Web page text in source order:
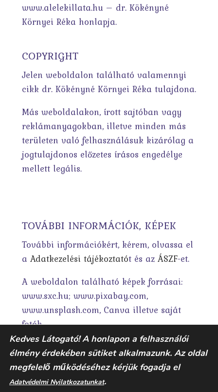
www.alelekillata.hu – dr. Kökényné
Környei Réka honlapja.
COPYRIGHT
Jelen weboldalon található valamennyi
cikk dr. Kökényné Környei Réka tulajdona.
Más weboldalakon, írott sajtóban vagy
reklámanyagokban, illetve minden más
területen való felhasználásuk kizárólag a
jogtulajdonos előzetes írásos engedélye
mellett legális.
TOVÁBBI INFORMÁCIÓK, KÉPEK
További információkért, kérem, olvassa el
a Adatkezelési tájékoztatót és az ÁSZF-et.
A weboldalon található képek forrásai:
www.sxc.hu; www.pixabay.com,
www.unsplash.com, Canva illetve saját
fotók.
Kedves Látogató! A honlapon a felhasználói
élmény érdekében sütiket alkalmazunk. Az oldal
megfelelő működéséhez kérjük fogadja el
Adatvédelmi Nyilatkozatunkat.